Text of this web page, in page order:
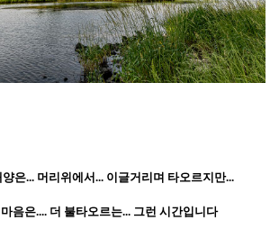
은... 머리위에서... 이글거리며 타오르지만...
음은.... 더 불타오르는... 그런 시간입니다